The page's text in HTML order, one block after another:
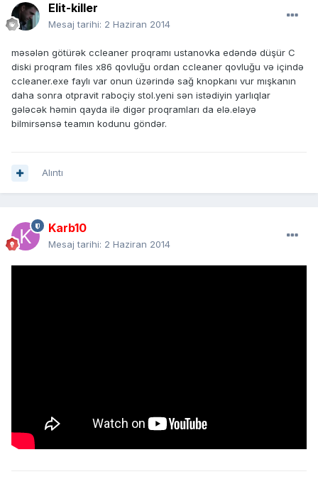
Elit-killer
Mesaj tarihi: 2 Haziran 2014
məsələn götürək ccleaner proqramı ustanovka edəndə düşür C
diski proqram files x86 qovluğu ordan ccleaner qovluğu və içində
ccleaner.exe faylı var onun üzərində sağ knopkanı vur mışkanın
daha sonra otpravit raboçiy stol.yeni sən istədiyin yarlıqlar
gələcək həmin qayda ilə digər proqramları da elə.eləyə
bilmirsənsə teamın kodunu göndər.
Alıntı
Karb10
Mesaj tarihi: 2 Haziran 2014